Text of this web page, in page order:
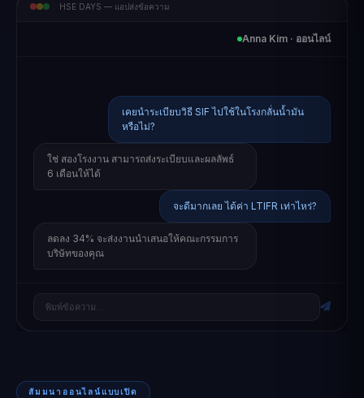
HSE DAYS — แอปส่งข้อความ
Anna Kim · ออนไลน์
เคยนำระเบียบวิธี SIF ไปใช้ในโรงกลั่นน้ำมัน
หรือไม่?
ใช่ สองโรงงาน สามารถส่งระเบียบและผลลัพธ์
6 เดือนให้ได้
จะดีมากเลย ได้ค่า LTIFR เท่าไหร่?
ลดลง 34% จะส่งงานนำเสนอให้คณะกรรมการ
บริษัทของคุณ
พิมพ์ข้อความ...
สัมมนาออนไลน์แบบเปิด